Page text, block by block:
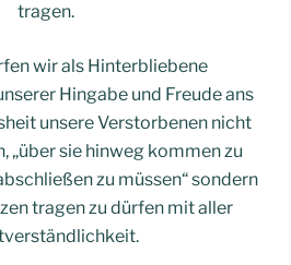
tragen.
wir als Hinterbliebene
Hingabe und Freude ans
unsere Verstorbenen nicht
„über sie hinweg kommen zu
zu müssen“ sondern
tragen zu dürfen mit aller